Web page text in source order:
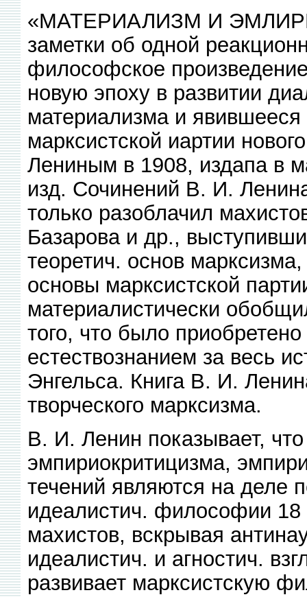
«МАТЕРИАЛИЗМ И
заметки об одной
философское
новую эпоху в развитии
материализма и явившееся
марксистской иартии
Лениным в 1908, издапа в
изд. Сочинений В. И.
только разоблачил
Базарова и др.,
теоретич. основ
основы марксистской
материалистически
того, что было
естествознанием за весь
Энгельса. Книга В. И.
творческого марксизма.
В. И. Ленин показывает,
эмпириокритицизма,
течений являются на деле
идеалистич. философии 18
махистов, вскрывая
идеалистич. и агностич.
развивает марксистскую